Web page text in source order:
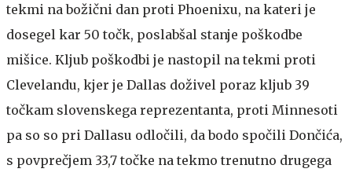
tekmi na božični dan proti Phoenixu, na kateri je
dosegel kar 50 točk, poslabšal stanje poškodbe
mišice. Kljub poškodbi je nastopil na tekmi proti
Clevelandu, kjer je Dallas doživel poraz kljub 39
točkam slovenskega reprezentanta, proti Minnesoti
pa so so pri Dallasu odločili, da bodo spočili Dončića,
s povprečjem 33,7 točke na tekmo trenutno drugega